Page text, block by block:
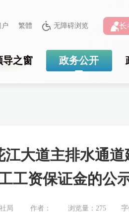
繁體 无障碍浏览 长
导之窗 政务公开
大道主排水通道
工资保证金的公
局 作者： 浏览量： 275 字